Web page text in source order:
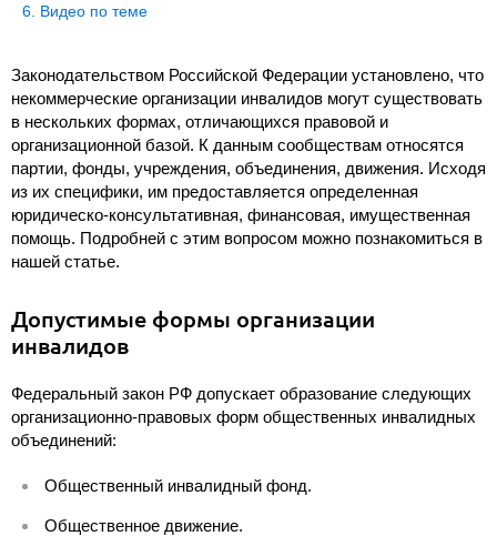
Видео по теме
Законодательством Российской Федерации установлено, что
некоммерческие организации инвалидов могут существовать
в нескольких формах, отличающихся правовой и
организационной базой. К данным сообществам относятся
партии, фонды, учреждения, объединения, движения. Исходя
из их специфики, им предоставляется определенная
юридическо-консультативная, финансовая, имущественная
помощь. Подробней с этим вопросом можно познакомиться в
нашей статье.
Допустимые формы организации
инвалидов
Федеральный закон РФ допускает образование следующих
организационно-правовых форм общественных инвалидных
объединений:
Общественный инвалидный фонд.
Общественное движение.